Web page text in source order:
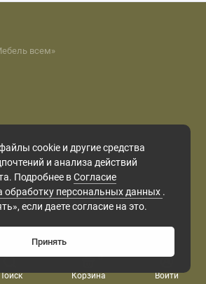
Корзина
0
Войти
(по стоимости, уточняйте у
cookie и другие средства
и анализа действий
Подробнее вСогласие
обработку персональных данных .
если даете согласие на это.
Принять
всем»